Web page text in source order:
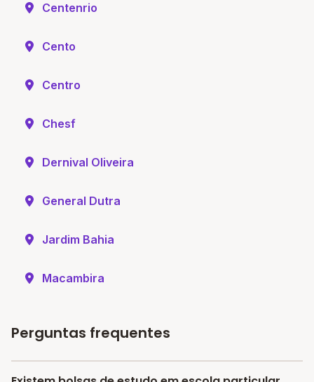
Centenrio
Cento
Centro
Chesf
Dernival Oliveira
General Dutra
Jardim Bahia
Macambira
Perguntas frequentes